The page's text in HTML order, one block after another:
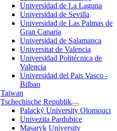
Universidad de La Laguna
Universidad de Sevilla
Universidad de Las Palmas de
Gran Canaria
Universidad de Salamanca
Universitat de Valencia
Universidad Politécnica de
Valencia
Universidad del Pais Vasco -
Bilbao
Taiwan
Tschechische Republik
Palacký University Olomouci
Univezita Pardubice
Masaryk University